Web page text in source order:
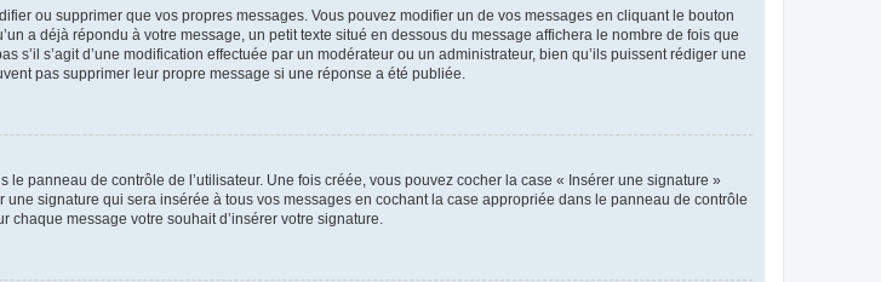
ou supprimer que vos propres messages. Vous pouvez modifier un de vos messages en cliquant le bouton
a déjà répondu à votre message, un petit texte situé en dessous du message affichera le nombre de fois que
s’il s’agit d’une modification effectuée par un modérateur ou un administrateur, bien qu’ils puissent rédiger une
pas supprimer leur propre message si une réponse a été publiée.
panneau de contrôle de l’utilisateur. Une fois créée, vous pouvez cocher la case « Insérer une signature »
signature qui sera insérée à tous vos messages en cochant la case appropriée dans le panneau de contrôle
message votre souhait d’insérer votre signature.